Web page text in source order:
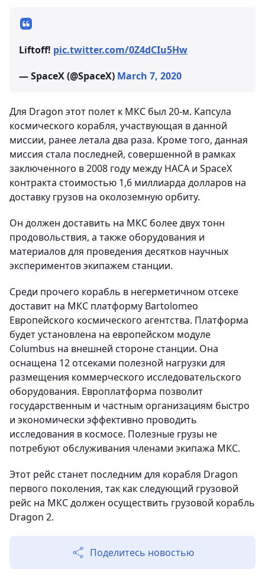
Liftoff! pic.twitter.com/0Z4dCIu5Hw
— SpaceX (@SpaceX) March 7, 2020
Для Dragon этот полет к МКС был 20-м. Капсула
космического корабля, участвующая в данной
миссии, ранее летала два раза. Кроме того, данная
миссия стала последней, совершенной в рамках
заключенного в 2008 году между НАСА и SpaceX
контракта стоимостью 1,6 миллиарда долларов на
доставку грузов на околоземную орбиту.
Он должен доставить на МКС более двух тонн
продовольствия, а также оборудования и
материалов для проведения десятков научных
экспериментов экипажем станции.
Среди прочего корабль в негерметичном отсеке
доставит на МКС платформу Bartolomeo
Европейского космического агентства. Платформа
будет установлена на европейском модуле
Columbus на внешней стороне станции. Она
оснащена 12 отсеками полезной нагрузки для
размещения коммерческого исследовательского
оборудования. Европлатформа позволит
государственным и частным организациям быстро
и экономически эффективно проводить
исследования в космосе. Полезные грузы не
потребуют обслуживания членами экипажа МКС.
Этот рейс станет последним для корабля Dragon
первого поколения, так как следующий грузовой
рейс на МКС должен осуществить грузовой корабль
Dragon 2.
Поделитесь новостью